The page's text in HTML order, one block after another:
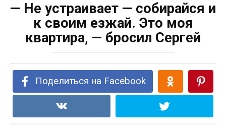
— Не устраивает — собирайся и
к своим езжай. Это моя
квартира, — бросил Сергей
Поделиться на Facebook